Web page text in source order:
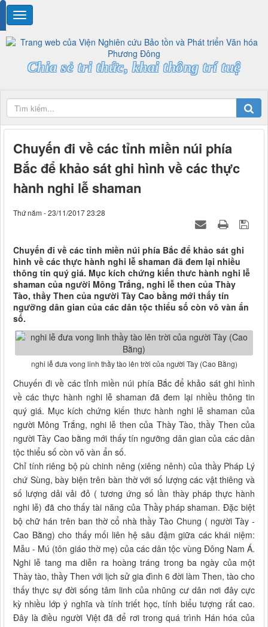
Chia sẻ tri thức, khai thông trí tuệ
Chuyến đi về các tỉnh miền núi phía
Bắc để khảo sát ghi hình về các thực
hành nghi lễ shaman
Thứ năm - 23/11/2017 23:28
Chuyến đi về các tỉnh miền núi phía Bắc để khảo sát ghi
hình về các thực hành nghi lễ shaman đã đem lại nhiều
thông tin quý giá. Mục kích chứng kiến thưc hành nghi lễ
shaman của người Mông Trắng, nghi lễ then của Thày
Tào, thầy Then của người Tày Cao bằng mới thấy tín
ngưỡng dân gian của các dân tộc thiểu số còn vô vàn ẩn
số.
nghi lễ đưa vong linh thầy tào lên trời của người Tày (Cao Bằng)
Chuyến đi về các tỉnh miền núi phía Bắc để khảo sát ghi hình
về các thực hành nghi lễ shaman đã đem lại nhiều thông tin
quý giá. Mục kích chứng kiến thưc hành nghi lễ shaman của
người Mông Trắng, nghi lễ then của Thày Tào, thầy Then của
người Tày Cao bằng mới thấy tín ngưỡng dân gian của các dân
tộc thiểu số còn vô vàn ẩn số.
Chỉ tính riêng bộ pù chinh nêng (xiêng nênh) của thầy Pháp Lý
chứ Sùng, bày biện trên bàn thờ với số lượng các vật thiêng và
số lượng dải vải đỏ ( tương ứng số lần thày pháp thực hành
nghi lễ) đã cho thấy tài năng của Thầy pháp shaman. Đặc biệt
bộ chữ hán trên ban thờ cổ nhà thầy Tào Chung ( người Tày -
Cao Bằng) cho thấy mối liên hệ sâu đậm giữa các khái niệm:
Mẫu - Mú (tôn giáo thờ mẹ) của các dân tộc vùng Đông Nam Á.
Nghi lễ tang ma diễn ra hoàng tráng trong ba ngày của một
Thày tào, thầy Then với lịch sử gia đình 6 đời làm Then, tào cho
thấy thực sự đời sống tâm linh của nhũng cư dân nơi đây cực
kỳ nhiều lớp ý nghĩa và tính triết học, tính biểu tượng rất cao.
Đây là điều người Việt đã để rơi trong quá trình Hán hóa của